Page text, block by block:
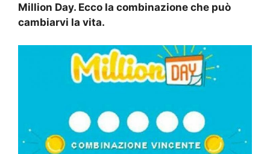
Million Day. Ecco la combinazione che può
cambiarvi la vita.